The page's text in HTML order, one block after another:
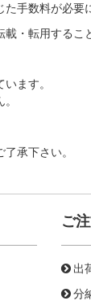
手数料が必要
・転用するこ
ます。
承下さい。
ご
出
分